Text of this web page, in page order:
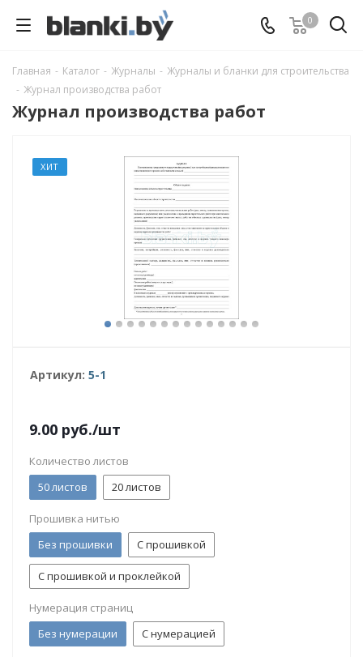
0
Главная - Каталог - Журналы - Журналы и бланки для строительства
- Журнал производства работ
Журнал производства работ
ХИТ
Артикул: 5-1
9.00 руб./шт
Количество листов
50 листов
20 листов
Прошивка нитью
Без прошивки
С прошивкой
С прошивкой и проклейкой
Нумерация страниц
Без нумерации
С нумерацией